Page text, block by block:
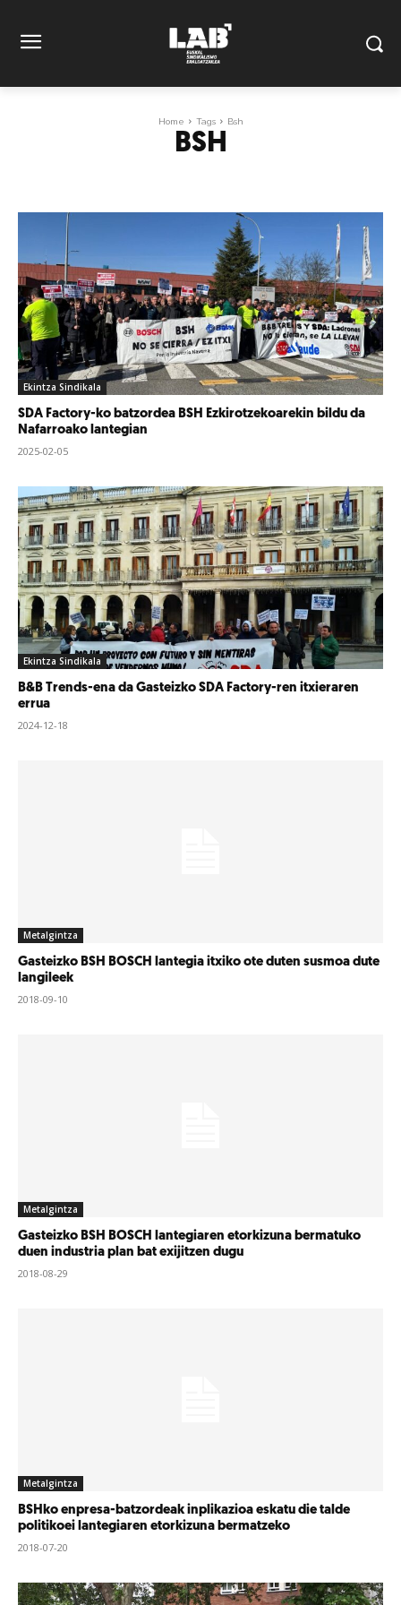
Home Tags Bsh
BSH
Ekintza Sindikala
SDA Factory-ko batzordea BSH Ezkirotzekoarekin bildu da
Nafarroako lantegian
2025-02-05
Ekintza Sindikala
B&B Trends-ena da Gasteizko SDA Factory-ren itxieraren
errua
2024-12-18
Metalgintza
Gasteizko BSH BOSCH lantegia itxiko ote duten susmoa dute
langileek
2018-09-10
Metalgintza
Gasteizko BSH BOSCH lantegiaren etorkizuna bermatuko
duen industria plan bat exijitzen dugu
2018-08-29
Metalgintza
BSHko enpresa-batzordeak inplikazioa eskatu die talde
politikoei lantegiaren etorkizuna bermatzeko
2018-07-20